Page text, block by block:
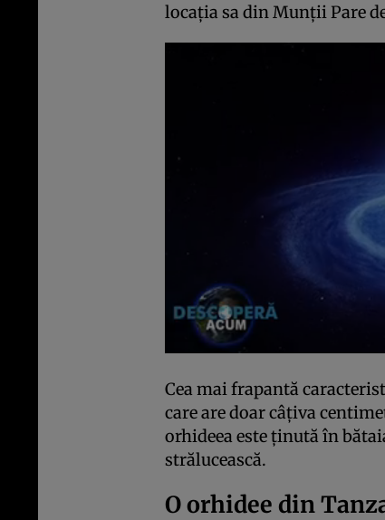
locația sa din Munții Pare
Cea mai frapantă
care are doar câțiva
orhideea este ținută în
strălucească.
O orhidee din